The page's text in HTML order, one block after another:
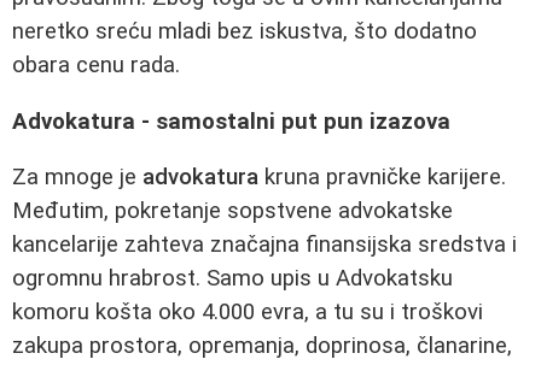
neretko sreću mladi bez iskustva, što dodatno
obara cenu rada.
Advokatura - samostalni put pun izazova
Za mnoge je advokatura kruna pravničke karijere.
Međutim, pokretanje sopstvene advokatske
kancelarije zahteva značajna finansijska sredstva i
ogromnu hrabrost. Samo upis u Advokatsku
komoru košta oko 4.000 evra, a tu su i troškovi
zakupa prostora, opremanja, doprinosa, članarine,